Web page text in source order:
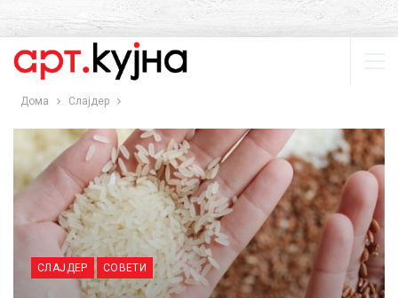
Дома Слајдер
СЛАЈДЕР СОВЕТИ